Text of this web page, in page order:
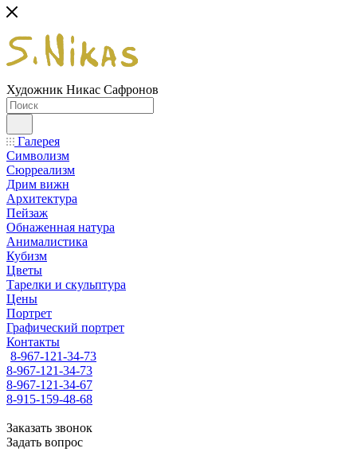
Художник Никас Сафронов
Галерея
Символизм
Сюрреализм
Дрим вижн
Архитектура
Пейзаж
Обнаженная натура
Анималистика
Кубизм
Цветы
Тарелки и скульптура
Цены
Портрет
Графический портрет
Контакты
8-967-121-34-73
8-967-121-34-73
8-967-121-34-67
8-915-159-48-68
Заказать звонок
Задать вопрос